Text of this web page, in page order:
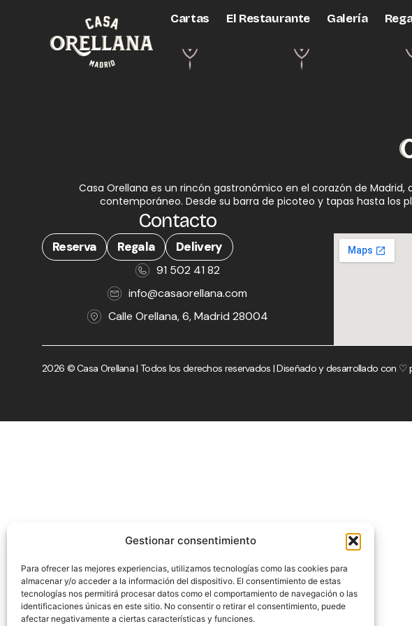
Gestionar consentimiento
Para ofrecer las mejores experiencias, utilizamos tecnologías como las cookies para
almacenar y/o acceder a la información del dispositivo. El consentimiento de estas
tecnologías nos permitirá procesar datos como el comportamiento de navegación o las
identificaciones únicas en este sitio. No consentir o retirar el consentimiento, puede
afectar negativamente a ciertas características y funciones.
Cartas El Restaurante Galería
Casa Orellana es un rincón gastronómico en el corazón de
contemporáneo. Desde su barra de picoteo y tapas hasta los
Contacto
Reserva Regala Delivery
91 502 41 82
info@casaorellana.com
Calle Orellana, 6, Madrid 28004
2026 © Casa Orellana | Todos los derechos reservados | Diseñado y desarrollado con ♡